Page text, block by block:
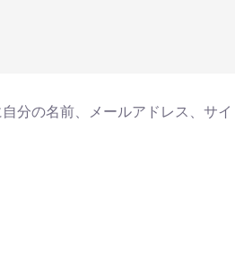
分の名前、メールアドレス、サイ